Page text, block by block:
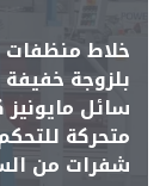
خلاط منظفات
بلزوجة
سائل
متحركة
شفرات من